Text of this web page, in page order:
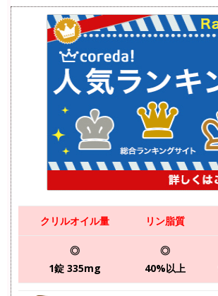
クリルオイル量 リン脂質
◎
1錠 335mg
◎
40%以上